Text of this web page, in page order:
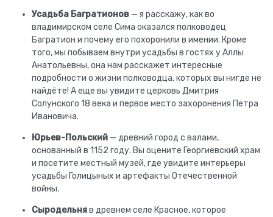
Усадьба Багратионов — я расскажу, как во
владимирском селе Сима оказался полководец
Багратион и почему его похоронили в имении. Кроме
того, мы побываем внутри усадьбы в гостях у Аллы
Анатольевны, она нам расскажет интересные
подробности о жизни полководца, которых вы нигде не
найдёте! А еще вы увидите церковь Дмитрия
Солунского 18 века и первое место захоронения Петра
Ивановича.
Юрьев-Польский — древний город с валами,
основанный в 1152 году. Вы оцените Георгиевский храм
и посетите местный музей, где увидите интерьеры
усадьбы Голицыных и артефакты Отечественной
войны.
Сыродельняв древнем селе Красное, которое